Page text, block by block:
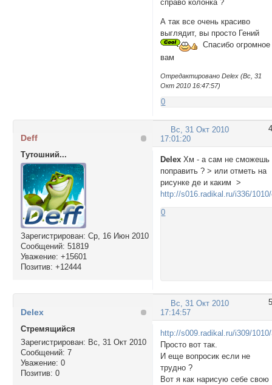
справо колонка ?
А так все очень красиво
выглядит, вы просто Гений
Спасибо огромное
вам
Отредактировано Delex (Вс, 31
Окт 2010 16:47:57)
0
4
Вс, 31 Окт 2010
17:01:20
Deff
Тутошний...
Зарегистрирован: Ср, 16 Июн 2010
Сообщений: 51819
Уважение: +15601
Позитив: +12444
Delex Хм - а сам не сможешь
поправить ? > или отметь на
рисунке де и каким >
http://s016.radikal.ru/i336/
0
5
Вс, 31 Окт 2010
17:14:57
Delex
Стремящийся
Зарегистрирован: Вс, 31 Окт 2010
Сообщений: 7
Уважение: 0
Позитив: 0
http://s009.radikal.ru/i309/
Просто вот так.
И еще вопросик если не
трудно ?
Вот я как нарисую себе свою